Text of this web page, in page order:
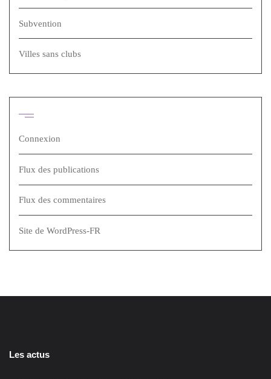
Subvention
Villes sans clubs
Connexion
Flux des publications
Flux des commentaires
Site de WordPress-FR
Les actus